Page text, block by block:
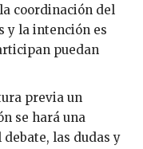
coordinación del
y la intención es
puedan
previa un
se hará una
las dudas y